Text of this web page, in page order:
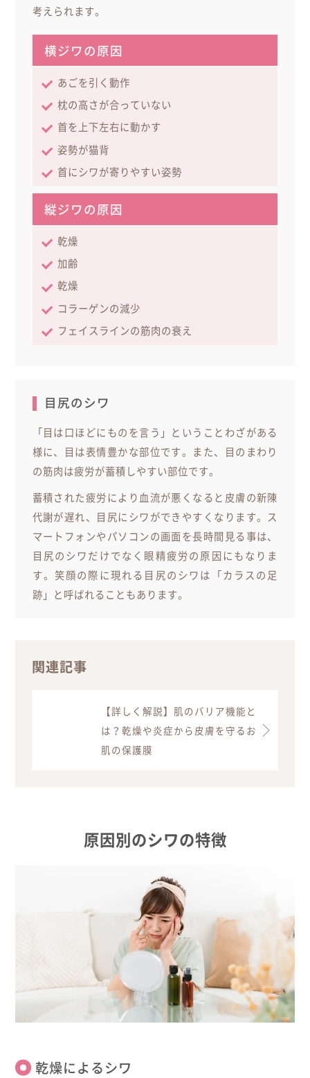
考えられます。
横ジワの原因
あごを引く動作
枕の高さが合っていない
首を上下左右に動かす
姿勢が猫背
首にシワが寄りやすい姿勢
縦ジワの原因
乾燥
加齢
乾燥
コラーゲンの減少
フェイスラインの筋肉の衰え
目尻のシワ
「目は口ほどにものを言う」ということわざがある
様に、目は表情豊かな部位です。また、目のまわり
の筋肉は疲労が蓄積しやすい部位です。
蓄積された疲労により血流が悪くなると皮膚の新陳
代謝が遅れ、目尻にシワができやすくなります。ス
マートフォンやパソコンの画面を長時間見る事は、
目尻のシワだけでなく眼精疲労の原因にもなりま
す。笑顔の際に現れる目尻のシワは「カラスの足
跡」と呼ばれることもあります。
関連記事
【詳しく解説】肌のバリア機能と
は？乾燥や炎症から皮膚を守るお
肌の保護膜
原因別のシワの特徴
乾燥によるシワ